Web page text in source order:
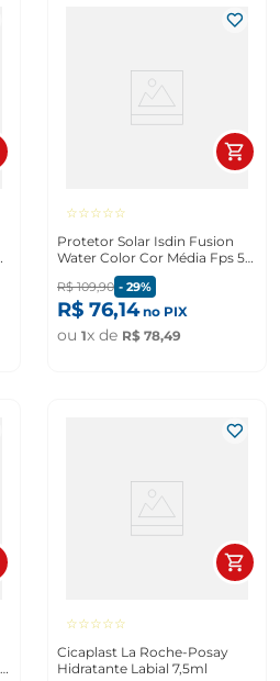
☆☆☆☆☆
Protetor Solar Isdin Fusion
Water Color Cor Média Fps 50
R$ 109,90 - 29%
R$ 76,14no PIX
ou 1x de R$ 78,49
☆☆☆☆☆
Cicaplast La Roche-Posay
Hidratante Labial 7,5ml